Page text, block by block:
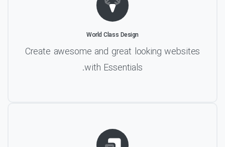
World Class Design
Create awesome and great looking websites
with Essentials.